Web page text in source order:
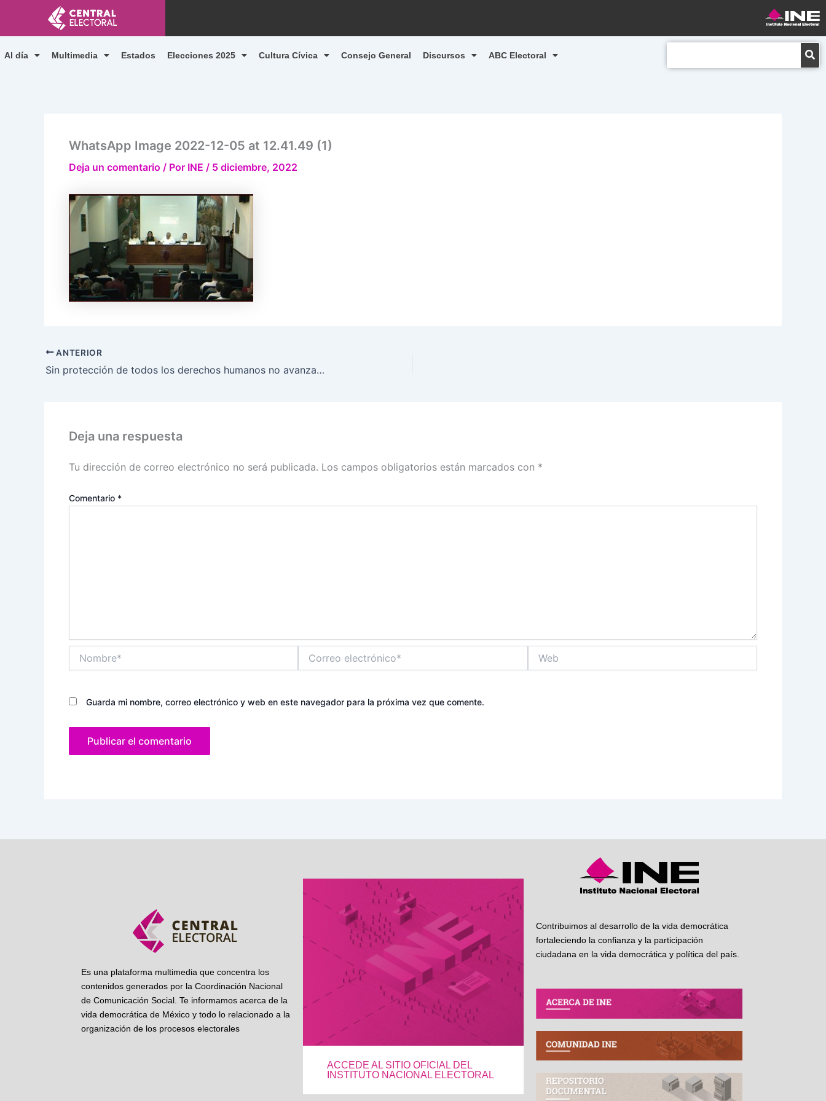
contenido
Al día Multimedia Estados Elecciones 2025 Cultura Cívica Consejo General Discursos ABC Electoral
WhatsApp Image 2022-12-05 at 12.41.49 (1)
Deja un comentario / Por INE / 5 diciembre, 2022
ANTERIOR
Sin protección de todos los derechos humanos no avanzamos en una sociedad
Deja una respuesta
Tu dirección de correo electrónico no será publicada. Los campos obligatorios están marcados con *
Comentario *
electrónico*
Guarda mi nombre, correo electrónico y web en este navegador para la próxima vez que comente.
Es una plataforma multimedia que concentra los
contenidos generados por la Coordinación Nacional
de Comunicación Social. Te informamos acerca de la
vida democrática de México y todo lo relacionado a la
organización de los procesos electorales
ACCEDE AL SITIO OFICIAL DEL
INSTITUTO NACIONAL ELECTORAL
Contribuimos al desarrollo de la vida democrática
fortaleciendo la confianza y la participación
ciudadana en la vida democrática y política del país.